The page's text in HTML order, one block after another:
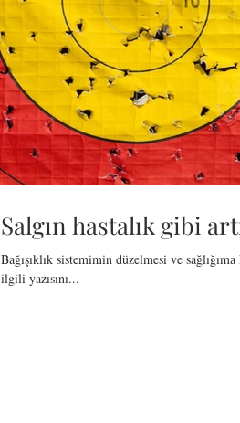
Salgın hastalık gibi
Bağışıklık sistemimin düzelmesi ve
ilgili yazısını...